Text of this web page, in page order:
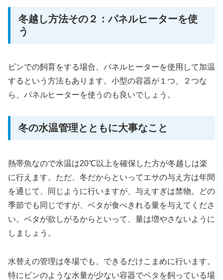
冬越し方法その２：パネルヒーターを使
う
ビンでの飼育をする場合、パネルヒーターを使用して加温
するという方法もあります。小型の容器が１つ、２つな
ら、パネルヒーターを使うのも良いでしょう。
冬の水温管理とともに大事なこと
熱帯魚なので水温は20℃以上を確保した方が冬越しは楽
に行えます。ただ、冬だからといってエサの与え方は年間
を通じて、同じように行いますが、与えすぎは禁物。どの
季節でも同じですが、ベタが食べきれる量を与えてくださ
い。ベタが欲しがるからといって、量は増やさないように
しましょう。
水替えの管理は冬場でも、できるだけこまめに行います。
特にビンのような水量が少ない容器でベタを飼っている場